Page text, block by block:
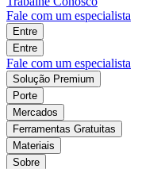
Fale com um especialista
Entre
Entre
Fale com um especialista
Solução Premium
Porte
Mercados
Ferramentas Gratuitas
Materiais
Sobre